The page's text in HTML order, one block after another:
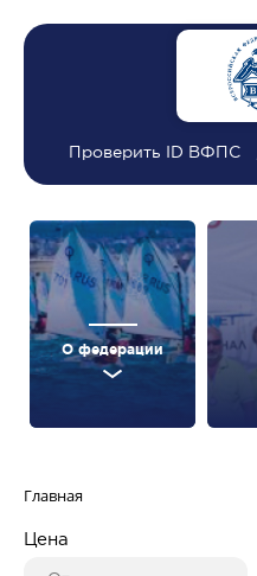
Проверить ID ВФПС
О федерации
Главная
Цена